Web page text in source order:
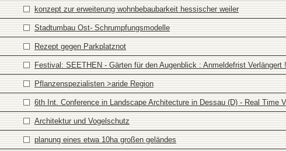
konzept zur erweiterung wohnbebaubarkeit hessischer weiler
Stadtumbau Ost- Schrumpfungsmodelle
Rezept gegen Parkplatznot
Festival: SEETHEN - Gärten für den Augenblick : Anmeldefrist Verlängert
Pflanzenspezialisten >aride Region
6th Int. Conference in Landscape Architecture in Dessau (D) - Real Time
Architektur und Vogelschutz
planung eines etwa 10ha großen geländes